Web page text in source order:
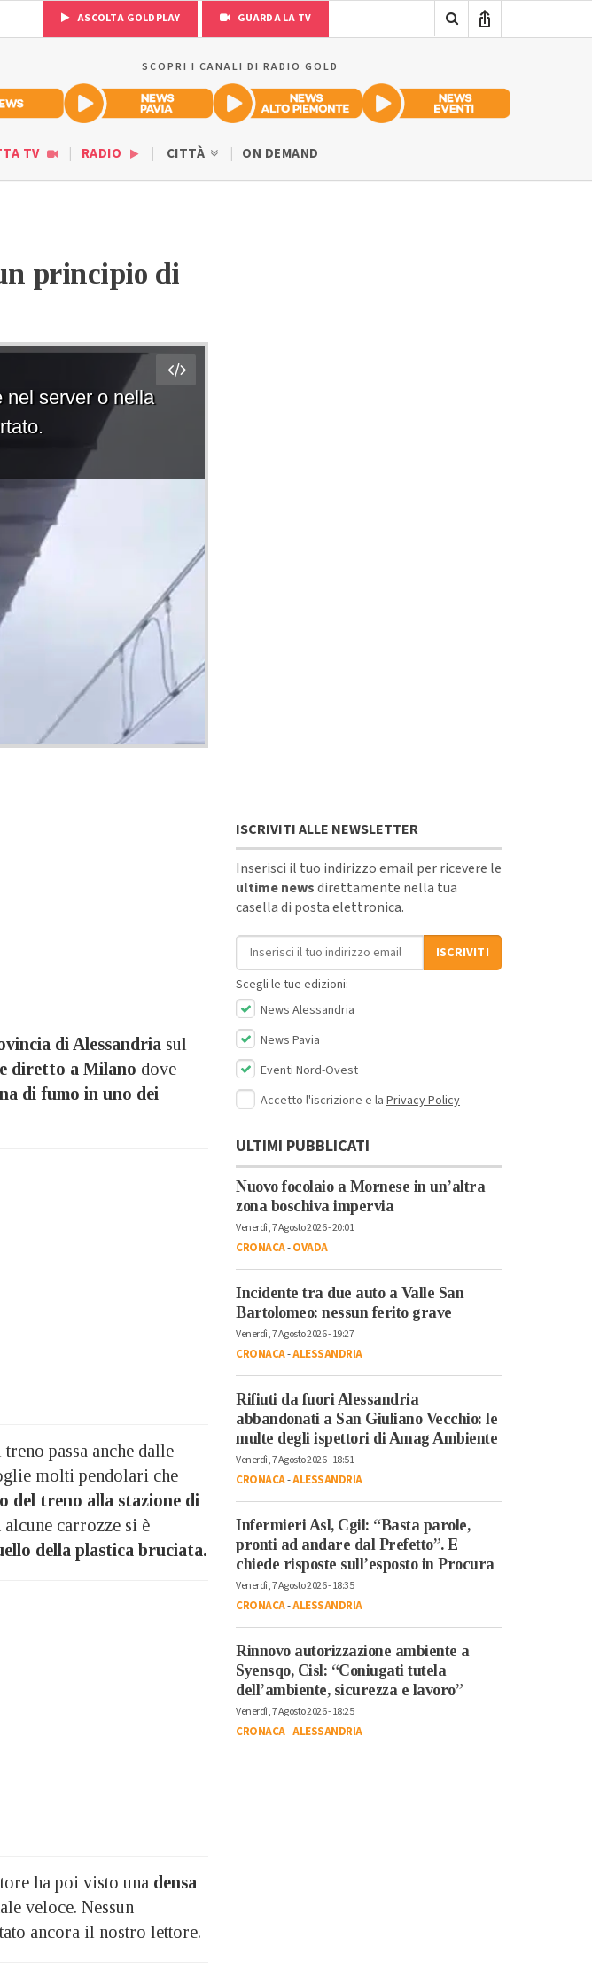
ASCOLTA GOLDPLAY GUARDA LA TV
SCOPRI I CANALI DI RADIO GOLD
TV RADIO CITTÀ ON DEMAND
principio di
di Alessandria sul
diretto a Milano dove
di fumo in uno dei
treno passa anche dalle
molti pendolari che
del treno alla stazione di
carrozze si è
della plastica bruciata.
ha poi visto una densa
veloce. Nessun
ancora il nostro lettore.
ISCRIVITI ALLE NEWSLETTER
Inserisci il tuo indirizzo email per ricevere le
ultime newsdirettamente nella tua
casella di posta elettronica.
Indirizzo email
ISCRIVITI
Scegli le tue edizioni:
News Alessandria
News Pavia
Eventi Nord-Ovest
Accetto l'iscrizione e la Privacy Policy
ULTIMI PUBBLICATI
Nuovo focolaio a Mornese in un’altra
zona boschiva impervia
Venerdì, 7 Agosto 2026 - 20:01
CRONACA-OVADA
Incidente tra due auto a Valle San
Bartolomeo: nessun ferito grave
Venerdì, 7 Agosto 2026 - 19:27
CRONACA-ALESSANDRIA
Rifiuti da fuori Alessandria
abbandonati a San Giuliano Vecchio: le
multe degli ispettori di Amag Ambiente
Venerdì, 7 Agosto 2026 - 18:51
CRONACA-ALESSANDRIA
Infermieri Asl, Cgil: “Basta parole,
pronti ad andare dal Prefetto”. E
chiede risposte sull’esposto in Procura
Venerdì, 7 Agosto 2026 - 18:35
CRONACA-ALESSANDRIA
Rinnovo autorizzazione ambiente a
Syensqo, Cisl: “Coniugati tutela
dell’ambiente, sicurezza e lavoro”
Venerdì, 7 Agosto 2026 - 18:25
CRONACA-ALESSANDRIA